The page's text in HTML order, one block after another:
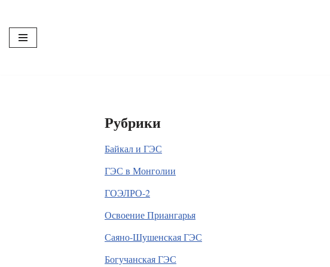
Перейти
к
Рубрики
Байкал и ГЭС
ГЭС в Монголии
ГОЭЛРО-2
Освоение Приангарья
Саяно-Шушенская ГЭС
Богучанская ГЭС